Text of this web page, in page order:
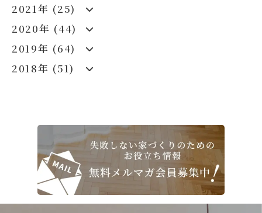
2021年 (25)
2020年 (44)
2019年 (64)
2018年 (51)